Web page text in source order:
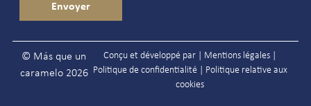
© Más que un
caramelo 2026
Conçu et développé par | Mentions légales
Politique de confidentialité|
Politique relative aux
cookies